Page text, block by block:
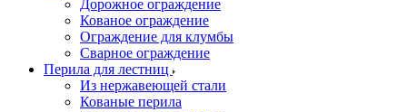
Дорожное ограждение
Кованое ограждение
Ограждение для клумбы
Сварное ограждение
Перила для лестниц
Из нержавеющей стали
Кованые перила